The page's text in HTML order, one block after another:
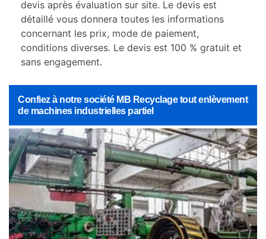
Confiez à notre société MB Recyclage tout enlèvement
de machines industrielles partiel
devis après évaluation sur site. Le devis est
détaillé vous donnera toutes les informations
concernant les prix, mode de paiement,
conditions diverses. Le devis est 100 % gratuit et
sans engagement.